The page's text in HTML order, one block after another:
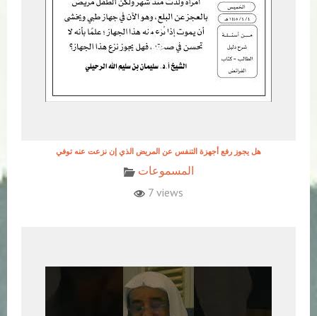
هل يجوز رفع أجهزة التنفس عن المريض الذي إن نزعت عنه توفي
المسموعات
7 views